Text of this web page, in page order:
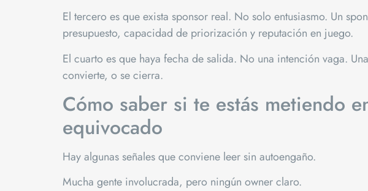
El tercero es que exista sponsor real. No solo entusiasmo. Un
presupuesto, capacidad de priorización y reputación en juego.
El cuarto es que haya fecha de salida. No una intención vaga.
convierte, o se cierra.
Cómo saber si te estás metiendo
equivocado
Hay algunas señales que conviene leer sin autoengaño.
Mucha gente involucrada, pero ningún owner claro.